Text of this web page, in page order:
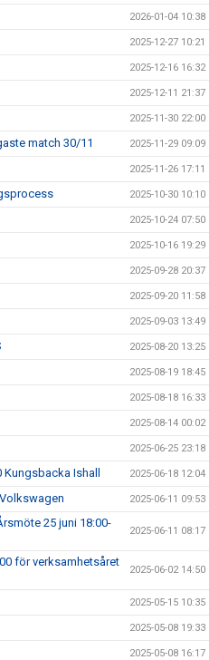
2026-01-04 10:38
2025-12-27 10:21
2025-12-16 16:32
2025-12-11 21:37
2025-11-30 22:00
match 30/11 2025-11-29 09:09
2025-11-26 17:11
2025-10-30 10:10
2025-10-24 07:50
2025-10-16 19:29
2025-09-28 20:37
2025-09-20 11:58
2025-09-03 13:49
2025-08-20 13:25
2025-08-19 18:45
2025-08-18 16:33
2025-08-14 00:02
2025-06-25 23:18
Ishall 2025-06-18 12:04
2025-06-11 09:53
25 juni 18:00-
2025-06-11 08:17
för verksamhetsåret
2025-06-02 14:50
2025-05-15 10:35
2025-05-08 19:33
2025-05-08 16:17